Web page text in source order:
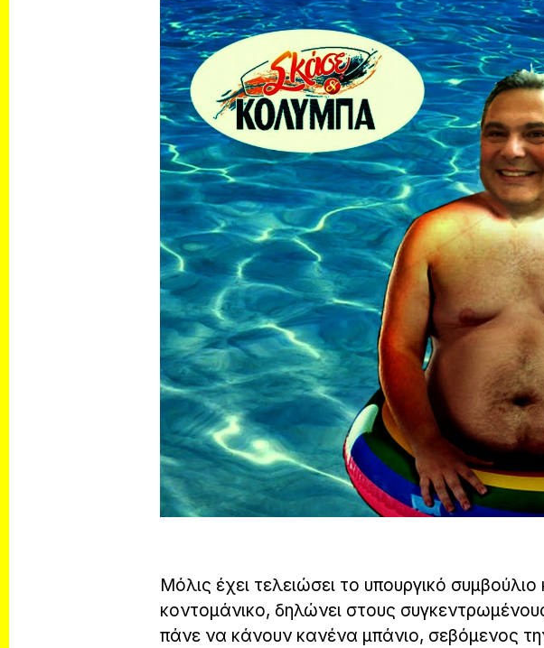
Μόλις έχει τελειώσει το υπουργικό
κοντομάνικο, δηλώνει στους
πάνε να κάνουν κανένα μπάνιο, σεβόμενος